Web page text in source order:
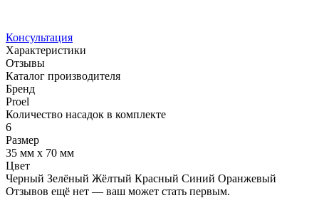
Консультация
Характеристики
Отзывы
Каталог производителя
Бренд
Proel
Количество насадок в комплекте
6
Размер
35 мм x 70 мм
Цвет
Черный Зелёный Жёлтый Красный Синий Оранжевый
Отзывов ещё нет — ваш может стать первым.